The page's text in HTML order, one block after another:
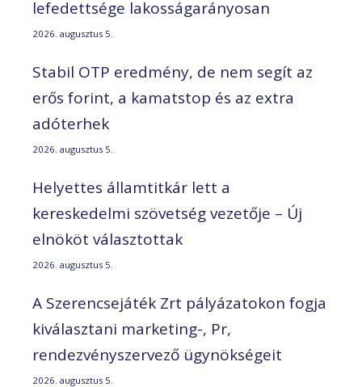
lefedettsége lakosságarányosan
2026. augusztus 5.
Stabil OTP eredmény, de nem segít az
erős forint, a kamatstop és az extra
adóterhek
2026. augusztus 5.
Helyettes államtitkár lett a
kereskedelmi szövetség vezetője – Új
elnököt választottak
2026. augusztus 5.
A Szerencsejáték Zrt pályázatokon fogja
kiválasztani marketing-, Pr,
rendezvényszervező ügynökségeit
2026. augusztus 5.